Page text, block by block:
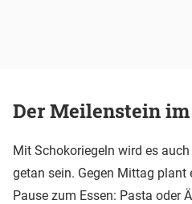
Der Meilenstein
Mit Schokoriegeln wird es
getan sein. Gegen Mittag plant
Pause zum Essen: Pasta oder